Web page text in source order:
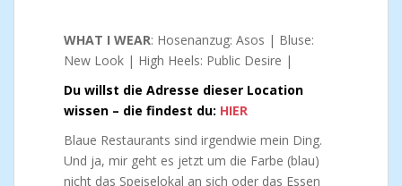
WHAT I WEAR: Hosenanzug: Asos | Bluse:
New Look | High Heels: Public Desire |
Du willst die Adresse dieser Location
wissen – die findest du: HIER
Blaue Restaurants sind irgendwie mein Ding.
Und ja, mir geht es jetzt um die Farbe (blau)
nicht das Speiselokal an sich oder das Essen